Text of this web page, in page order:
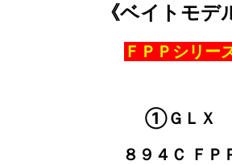
《ベイトモデ
ＦＰＰシリー
①ＧＬＸ
８９４Ｃ ＦＰ